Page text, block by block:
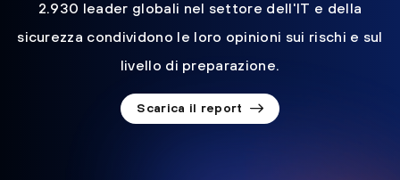
2.930 leader globali nel settore dell'IT e della
sicurezza condividono le loro opinioni sui rischi e sul
livello di preparazione.
Scarica il report